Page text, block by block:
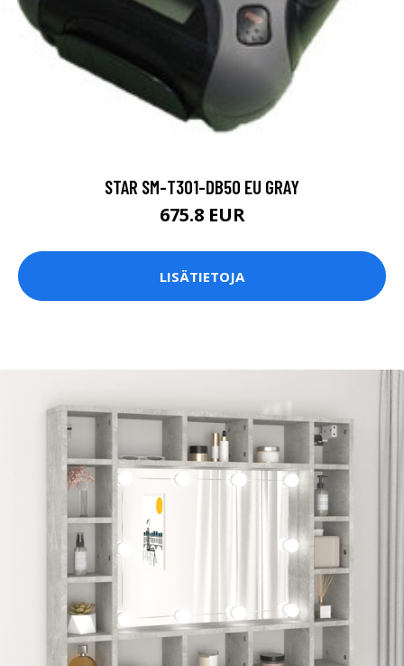
STAR SM-T301-DB50 EU GRAY
675.8 EUR
LISÄTIETOJA